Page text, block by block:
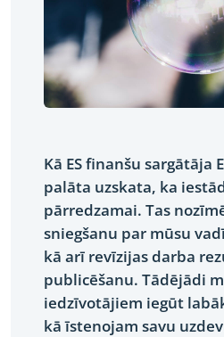
Kā ES finanšu sargātāja
palāta uzskata, ka
pārredzamai. Tas
sniegšanu par mūsu
kā arī revīzijas darba
publicēšanu. Tādējādi
iedzīvotājiem iegūt
kā īstenojam savu